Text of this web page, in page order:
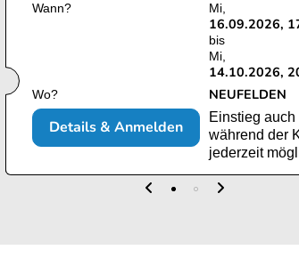
Wann? Mi
16.09.2026,
bis
Mi
14.10.2026,
Wo? NEUFELDEN
Einstieg auch
während der
jederzeit
Details & Anmelden